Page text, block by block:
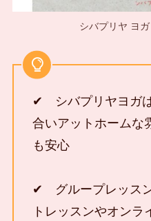
シバプリヤ ヨ
✔ シバプリヤヨガ
合いアットホームな
も安心
✔ グループレッス
トレッスンやオンラ